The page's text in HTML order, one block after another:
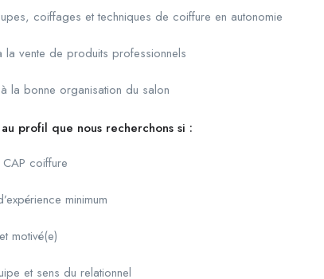
coiffages et techniques de coiffure en autonomie
la vente de produits professionnels
la bonne organisation du salon
profil que nous recherchons si :
coiffure
minimum
motivé(e)
et sens du relationnel